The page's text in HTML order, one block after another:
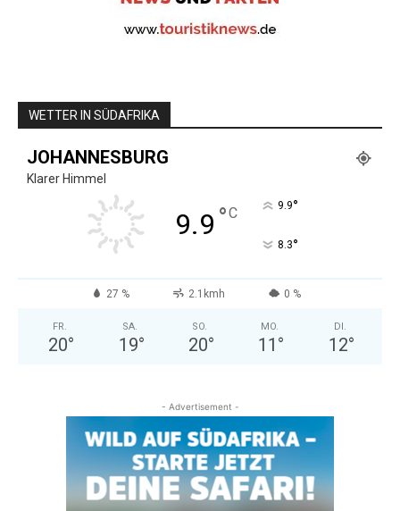
WETTER IN SÜDAFRIKA
JOHANNESBURG
Klarer Himmel
9.9 °C 9.9°
8.3°
27 % 2.1kmh 0 %
FR.
20°
SA.
19°
SO.
20°
MO.
11 °
DI.
12°
- Advertisement -